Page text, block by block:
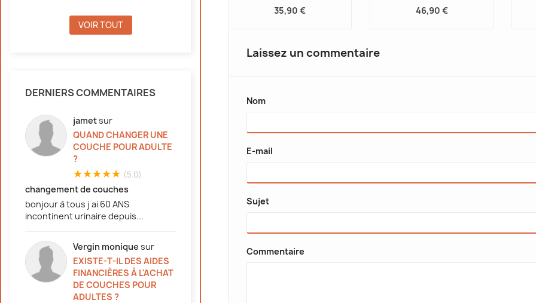
VOIR TOUT
DERNIERS COMMENTAIRES
jametsur
QUAND CHANGER UNE
COUCHE POUR ADULTE
?
★★★★★ (5.0)
changement de couches
bonjour à tous j ai 60 ANS
incontinent urinaire depuis...
Vergin monique sur
EXISTE-T-IL DES AIDES
FINANCIÈRES À L'ACHAT
DE COUCHES POUR
ADULTES ?
35,90 €
46,90 €
Laissez un commentaire
Nom
E-mail
Sujet
Commentaire